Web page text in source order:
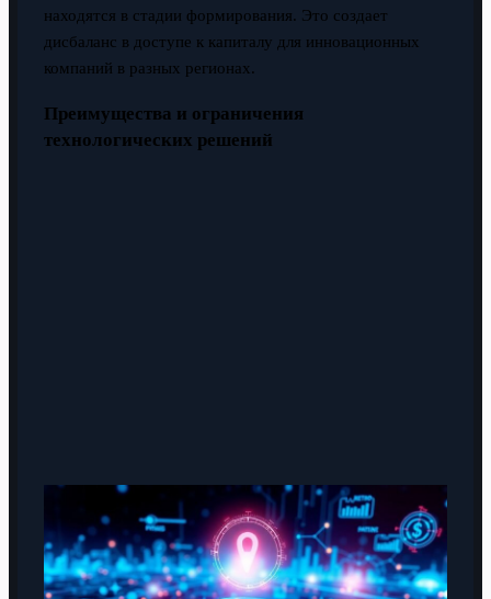
находятся в стадии формирования. Это создает
дисбаланс в доступе к капиталу для инновационных
компаний в разных регионах.
Преимущества и ограничения
технологических решений